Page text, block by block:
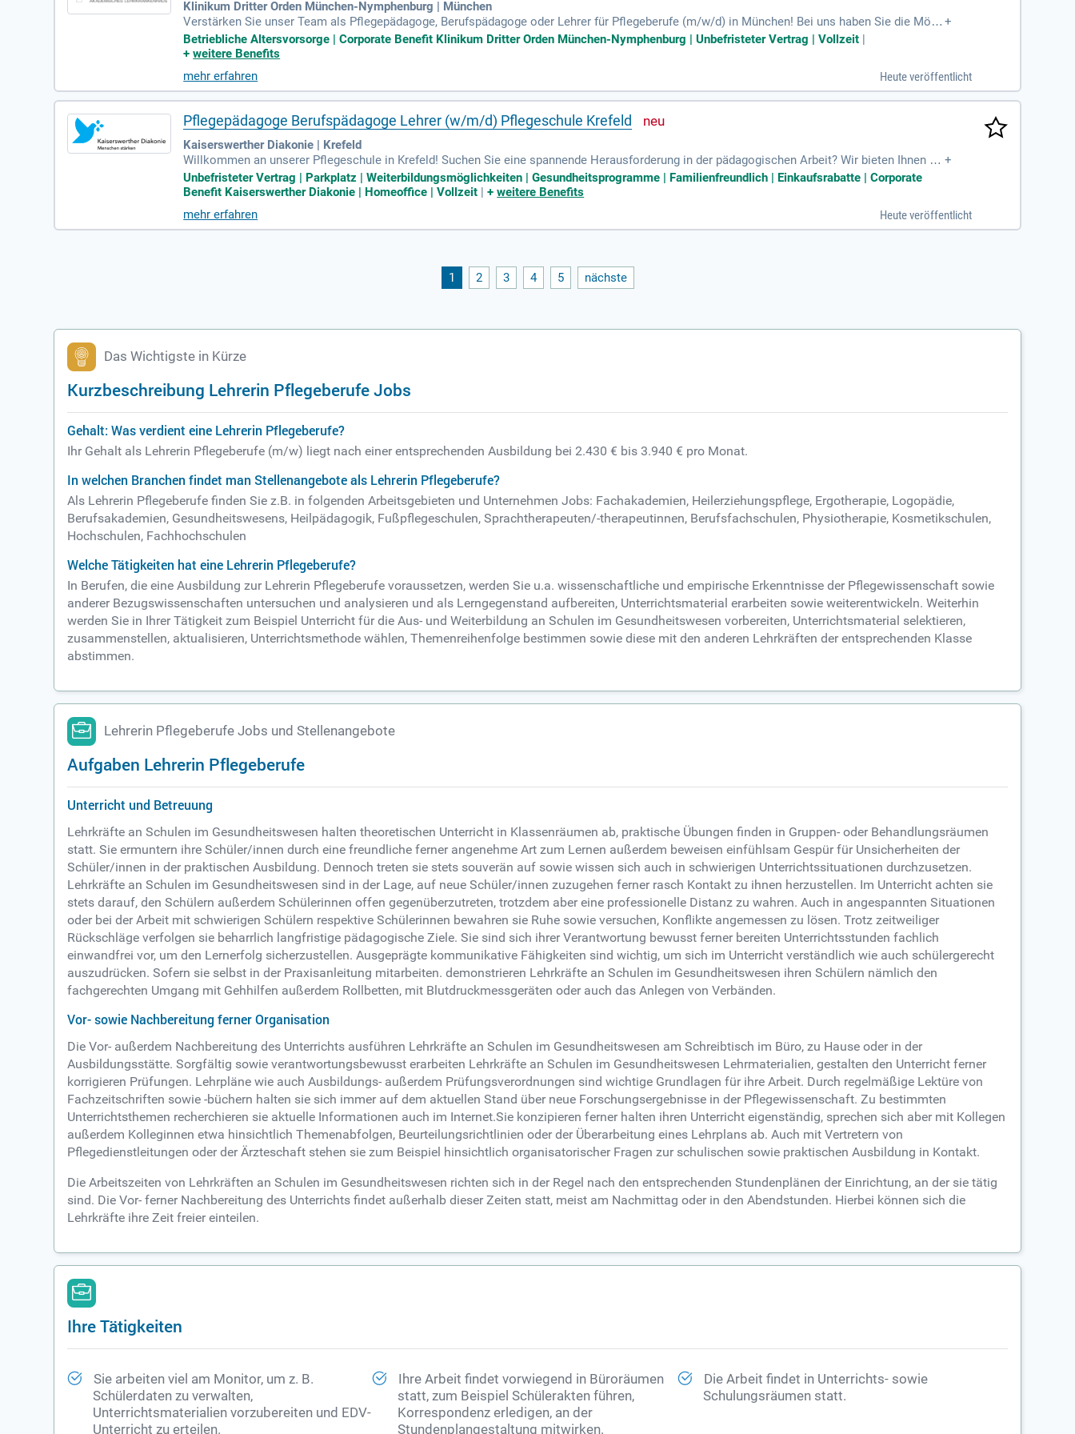
Klinikum Dritter Orden München-Nymphenburg | München
Verstärken Sie unser Team als Pflegepädagoge, Berufspädagoge oder Lehrer für Pflegeberufe (m/w/d) in München! Bei uns haben Sie die Mögli
chkeit, eine inspirierende Lernumgebung zu gestalten, in der junge Menschen ihre berufliche Identität entwickeln. Unsere Schule verbindet tradi
tionsreiche Werte mit modernster Pflegepädagogik. Genießen Sie die zentrale Lage und die historische Atmosphäre unseres Klinikums. Hier fö
e die Zukunft der Pflegeausbildung aktiv mit!
+
Betriebliche Altersvorsorge | Corporate Benefit Klinikum Dritter Orden München-Nymphenburg | Unbefristeter Vertrag | Vollzeit |
+weitere Benefits
mehr erfahren
Heute veröffentlicht
Pflegepädagoge Berufspädagoge Lehrer (w/m/d) Pflegeschule Krefeld
Kaiserswerther Diakonie | Krefeld
Willkommen an unserer Pflegeschule in Krefeld! Suchen Sie eine spannende Herausforderung in der pädagogischen Arbeit? Wir bieten Ihnen di
e Möglichkeit, kreative Methoden zum Wissenserwerb in einem inspirierenden Umfeld einzusetzen. Arbeiten Sie mit motivierten Menschen und
werden Sie zum Vorbild für zukünftige Kolleginnen und Kollegen. Unsere Schule, in einem charmanten ehemaligen Polizeigebäude, bietet freun
raktiver Vergütung und betrieblicher Altersvorsorge.
+
Unbefristeter Vertrag | Parkplatz | Weiterbildungsmöglichkeiten | Gesundheitsprogramme | Familienfreundlich | Einkaufsrabatte | Corporate
Benefit Kaiserswerther Diakonie | Homeoffice | Vollzeit |+weitere Benefits
mehr erfahren
Heute veröffentlicht
1 2 3 4 5 nächste
Das Wichtigste in Kürze
Kurzbeschreibung Lehrerin Pflegeberufe Jobs
Gehalt: Was verdient eine Lehrerin Pflegeberufe?
Ihr Gehalt als Lehrerin Pflegeberufe (m/w) liegt nach einer entsprechenden Ausbildung bei 2.430 € bis 3.940 € pro Monat.
In welchen Branchen findet man Stellenangebote als Lehrerin Pflegeberufe?
Als Lehrerin Pflegeberufe finden Sie z.B. in folgenden Arbeitsgebieten und Unternehmen Jobs: Fachakademien, Heilerziehungspflege, Ergotherapie, Logopädie,
Berufsakademien, Gesundheitswesens, Heilpädagogik, Fußpflegeschulen, Sprachtherapeuten/-therapeutinnen, Berufsfachschulen, Physiotherapie, Kosmetikschulen,
Hochschulen, Fachhochschulen
Welche Tätigkeiten hat eine Lehrerin Pflegeberufe?
In Berufen, die eine Ausbildung zur Lehrerin Pflegeberufe voraussetzen, werden Sie u.a. wissenschaftliche und empirische Erkenntnisse der Pflegewissenschaft sowie
anderer Bezugswissenschaften untersuchen und analysieren und als Lerngegenstand aufbereiten, Unterrichtsmaterial erarbeiten sowie weiterentwickeln. Weiterhin
werden Sie in Ihrer Tätigkeit zum Beispiel Unterricht für die Aus- und Weiterbildung an Schulen im Gesundheitswesen vorbereiten, Unterrichtsmaterial selektieren,
zusammenstellen, aktualisieren, Unterrichtsmethode wählen, Themenreihenfolge bestimmen sowie diese mit den anderen Lehrkräften der entsprechenden Klasse
abstimmen.
Lehrerin Pflegeberufe Jobs und Stellenangebote
Aufgaben Lehrerin Pflegeberufe
Unterricht und Betreuung
Lehrkräfte an Schulen im Gesundheitswesen halten theoretischen Unterricht in Klassenräumen ab, praktische Übungen finden in Gruppen- oder Behandlungsräumen
statt. Sie ermuntern ihre Schüler/innen durch eine freundliche ferner angenehme Art zum Lernen außerdem beweisen einfühlsam Gespür für Unsicherheiten der
Schüler/innen in der praktischen Ausbildung. Dennoch treten sie stets souverän auf sowie wissen sich auch in schwierigen Unterrichtssituationen durchzusetzen.
Lehrkräfte an Schulen im Gesundheitswesen sind in der Lage, auf neue Schüler/innen zuzugehen ferner rasch Kontakt zu ihnen herzustellen. Im Unterricht achten sie
stets darauf, den Schülern außerdem Schülerinnen offen gegenüberzutreten, trotzdem aber eine professionelle Distanz zu wahren. Auch in angespannten Situationen
oder bei der Arbeit mit schwierigen Schülern respektive Schülerinnen bewahren sie Ruhe sowie versuchen, Konflikte angemessen zu lösen. Trotz zeitweiliger
Rückschläge verfolgen sie beharrlich langfristige pädagogische Ziele. Sie sind sich ihrer Verantwortung bewusst ferner bereiten Unterrichtsstunden fachlich
einwandfrei vor, um den Lernerfolg sicherzustellen. Ausgeprägte kommunikative Fähigkeiten sind wichtig, um sich im Unterricht verständlich wie auch schülergerecht
auszudrücken. Sofern sie selbst in der Praxisanleitung mitarbeiten. demonstrieren Lehrkräfte an Schulen im Gesundheitswesen ihren Schülern nämlich den
fachgerechten Umgang mit Gehhilfen außerdem Rollbetten, mit Blutdruckmessgeräten oder auch das Anlegen von Verbänden.
Vor- sowie Nachbereitung ferner Organisation
Die Vor- außerdem Nachbereitung des Unterrichts ausführen Lehrkräfte an Schulen im Gesundheitswesen am Schreibtisch im Büro, zu Hause oder in der
Ausbildungsstätte. Sorgfältig sowie verantwortungsbewusst erarbeiten Lehrkräfte an Schulen im Gesundheitswesen Lehrmaterialien, gestalten den Unterricht ferner
korrigieren Prüfungen. Lehrpläne wie auch Ausbildungs- außerdem Prüfungsverordnungen sind wichtige Grundlagen für ihre Arbeit. Durch regelmäßige Lektüre von
Fachzeitschriften sowie -büchern halten sie sich immer auf dem aktuellen Stand über neue Forschungsergebnisse in der Pflegewissenschaft. Zu bestimmten
Unterrichtsthemen recherchieren sie aktuelle Informationen auch im Internet.Sie konzipieren ferner halten ihren Unterricht eigenständig, sprechen sich aber mit Kollegen
außerdem Kolleginnen etwa hinsichtlich Themenabfolgen, Beurteilungsrichtlinien oder der Überarbeitung eines Lehrplans ab. Auch mit Vertretern von
Pflegedienstleitungen oder der Ärzteschaft stehen sie zum Beispiel hinsichtlich organisatorischer Fragen zur schulischen sowie praktischen Ausbildung in Kontakt.
Die Arbeitszeiten von Lehrkräften an Schulen im Gesundheitswesen richten sich in der Regel nach den entsprechenden Stundenplänen der Einrichtung, an der sie tätig
sind. Die Vor- ferner Nachbereitung des Unterrichts findet außerhalb dieser Zeiten statt, meist am Nachmittag oder in den Abendstunden. Hierbei können sich die
Lehrkräfte ihre Zeit freier einteilen.
Ihre Tätigkeiten
Sie arbeiten viel am Monitor, um z. B.
Schülerdaten zu verwalten,
Unterrichtsmaterialien vorzubereiten und EDV-
Unterricht zu erteilen.
Ihre Arbeit findet vorwiegend in Büroräumen
statt, zum Beispiel Schülerakten führen,
Korrespondenz erledigen, an der
Stundenplangestaltung mitwirken.
Die Arbeit findet in Unterrichts- sowie
Schulungsräumen statt.